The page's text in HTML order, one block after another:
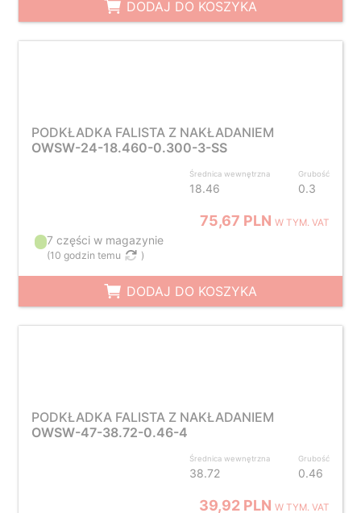
DODAJ DO KOSZYKA
PODKŁADKA FALISTA Z NAKŁADANIEM
OWSW-24-18.460-0.300-3-SS
Średnica wewnętrzna
18.46
Grubość
0.3
75,67 PLNW TYM. VAT
7 części w magazynie
(10 godzin temu )
DODAJ DO KOSZYKA
PODKŁADKA FALISTA Z NAKŁADANIEM
OWSW-47-38.72-0.46-4
Średnica wewnętrzna
38.72
Grubość
0.46
39,92 PLNW TYM. VAT